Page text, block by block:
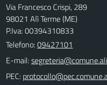
Via Francesco Crispi, 289
98021 Alì Terme (ME)
P.Iva: 00394310833
Telefono:09427101
E-mail:
PEC: